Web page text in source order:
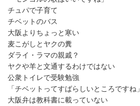
チュパで子育て
チベットのバス
大阪よりちょっと寒い
麦こがしとヤクの糞
ダライ・ラマの親戚？
ヤクや羊と文通するわけではない
公衆トイレで受験勉強
「チベットってすばらしいところですね」
大阪弁は教科書に載っていない